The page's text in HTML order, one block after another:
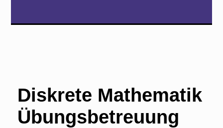
Diskrete Mathematik
Übungsbetreuung